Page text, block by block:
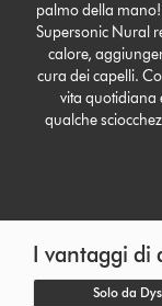
palmo della
Supersonic Nural
calore,
cura dei capelli.
vita quotidiana
qualche
I vantaggi di
Solo da